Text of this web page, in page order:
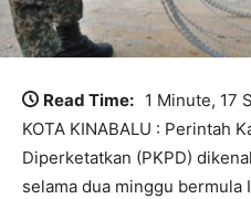
Read Time: 1 Minute, 17
KOTA KINABALU : Perintah
Diperketatkan (PKPD)
selama dua minggu bermula